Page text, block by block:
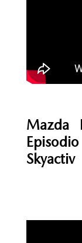
Mazda
Skyactiv